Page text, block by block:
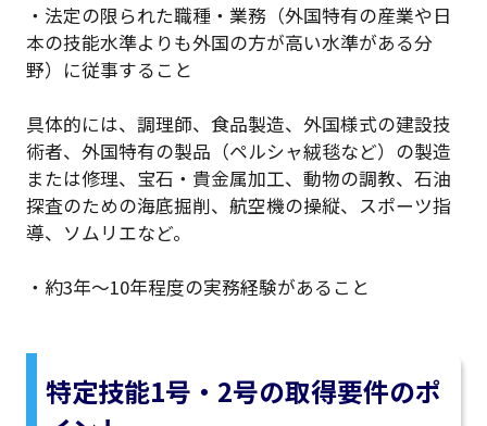
・法定の限られた職種・業務（外国特有の産業や日
本の技能水準よりも外国の方が高い水準がある分
野）に従事すること
具体的には、調理師、食品製造、外国様式の建設技
術者、外国特有の製品（ペルシャ絨毯など）の製造
または修理、宝石・貴金属加工、動物の調教、石油
探査のための海底掘削、航空機の操縦、スポーツ指
導、ソムリエなど。
・約3年〜10年程度の実務経験があること
特定技能1号・2号の取得要件のポ